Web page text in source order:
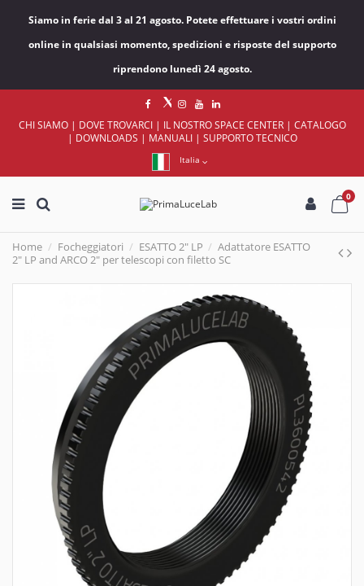
Siamo in ferie dal 3 al 21 agosto. Potete effettuare i vostri ordini
online in qualsiasi momento, spedizioni e risposte del supporto
riprendono lunedì 24 agosto.
CHI SIAMO| DOVE TROVARCI| IL NOSTRO SPACE CENTER| CATALOGO
| DOWNLOADS | MANUALI| SUPPORTO TECNICO
Italia
0
Home Focheggiatori ESATTO 2" LP
Adattatore ESATTO
2" LP and ARCO 2" per telescopi con filetto SC